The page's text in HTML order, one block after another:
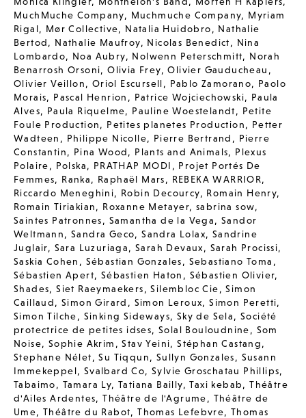
MuchMuche Company, Muchmuche Company, Myriam
Rigal, Mør Collective,Natalia Huidobro,Nathalie
Bertod,Nathalie Maufroy,Nicolas Benedict, Nina
Lombardo,Noa Aubry,Nolwenn Peterschmitt,Norah
Benarrosh Orsoni,Olivia Frey,Olivier Gauducheau ,
Olivier Veillon, Oriol Escursell, Pablo Zamorano, Paolo
Morais, Pascal Henrion , Patrice Wojciechowski, Paula
Alves, Paula Riquelme, Pauline Woestelandt, Petite
Foule Production, Petites planetes Production, Petter
Wadteen , Philippe Nicolle, Pierre Bertrand , Pierre
Constantin, Pina Wood, Plants and Animals, Plexus
Polaire, Polska, PRATHAP MODI , Projet Portés De
Femmes, Ranka, Raphaël Mars, REBEKA WARRIOR,
Riccardo Meneghini, Robin Decourcy, Romain Henry,
Romain Tiriakian, Roxanne Metayer,sabrina sow,
Saintes Patronnes, Samantha de la Vega,Sandor
Weltmann,Sandra Geco,Sandra Lolax, Sandrine
Juglair, Sara Luzuriaga,Sarah Devaux, Sarah Procissi,
Saskia Cohen , Sébastian Gonzales, Sebastiano Toma ,
Sébastien Apert, Sébastien Haton , Sébastien Olivier,
Shades,Siet Raeymaekers,Silembloc Cie,Simon
Caillaud,Simon Girard , Simon Leroux,Simon Peretti,
Simon Tilche, Sinking Sideways, Sky de Sela,Société
protectrice de petites idses,Solal Bouloudnine, Som
Noise, Sophie Akrim ,Stav Yeini,Stéphan Castang,
Stephane Nélet,Su Tiqqun, Sullyn Gonzales, Susann
Immekeppel, Svalbard Co,Sylvie Groschatau Phillips,
Tabaimo, Tamara Ly,Tatiana Bailly,Taxi kebab,Théâtre
d'Ailes Ardentes,Théâtre de l'Agrume, Théâtre de
Ume,Théâtre du Rabot,Thomas Lefebvre,Thomas